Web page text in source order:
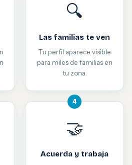
🔍
Las familias te ven
Tu perfil aparece visible
para miles de familias en
tu zona.
4
🤝
Acuerda y trabaja